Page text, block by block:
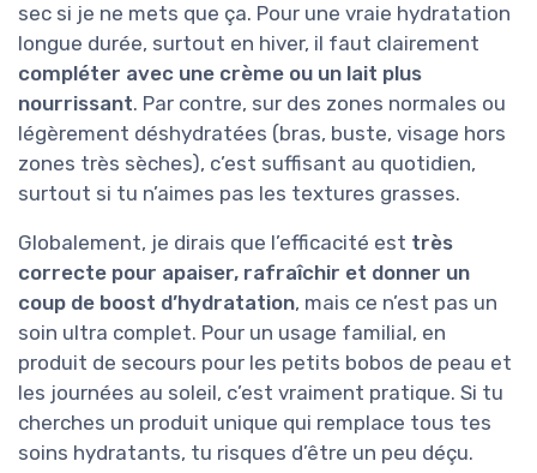
sec si je ne mets que ça. Pour une vraie hydratation
longue durée, surtout en hiver, il faut clairement
compléter avec une crème ou un lait plus
nourrissant. Par contre, sur des zones normales ou
légèrement déshydratées (bras, buste, visage hors
zones très sèches), c’est suffisant au quotidien,
surtout si tu n’aimes pas les textures grasses.
Globalement, je dirais que l’efficacité est très
correcte pour apaiser, rafraîchir et donner un
coup de boost d’hydratation, mais ce n’est pas un
soin ultra complet. Pour un usage familial, en
produit de secours pour les petits bobos de peau et
les journées au soleil, c’est vraiment pratique. Si tu
cherches un produit unique qui remplace tous tes
soins hydratants, tu risques d’être un peu déçu.